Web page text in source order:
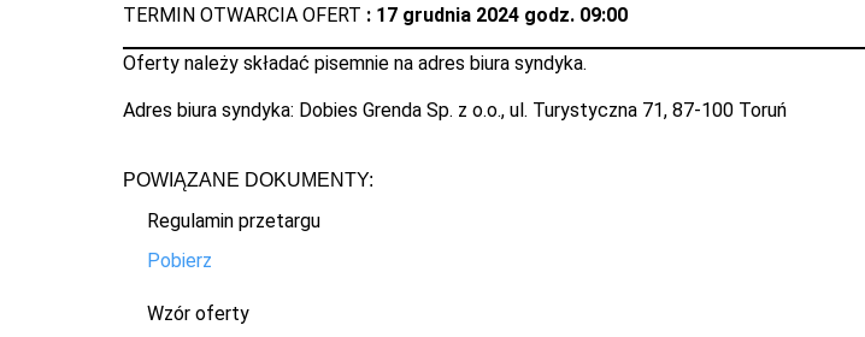
TERMIN OTWARCIA OFERT : 17 grudnia 2024 godz. 09:00
Oferty należy składać pisemnie na adres biura syndyka.
Adres biura syndyka: Dobies Grenda Sp. z o.o., ul. Turystyczna 71, 87-100 Toruń
POWIĄZANE DOKUMENTY:
Regulamin przetargu
Pobierz
Wzór oferty